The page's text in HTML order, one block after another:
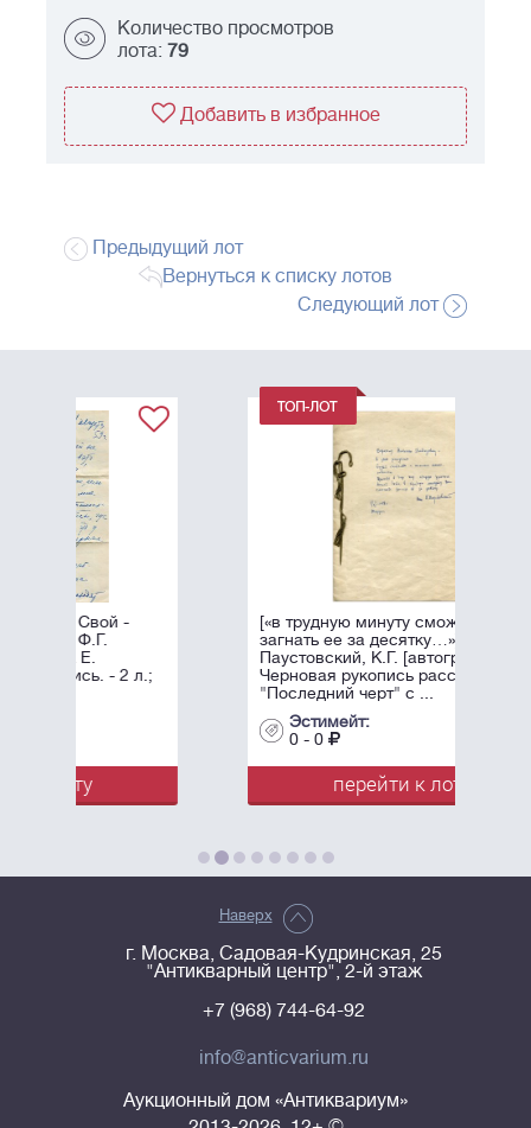
Количество просмотров
лота: 79
Добавить в избранное
Предыдущий лот
Вернуться к списку лотов
Следующий лот
[«в трудную минуту сможете
загнать ее за десятку…»]
Паустовский, К.Г. [автограф].
Черновая рукопись рассказа
"Последний черт" с ...
перейти к лоту
Наверх
г. Москва, Садовая-Кудринская, 25
"Антикварный центр", 2-й этаж
+7 (968) 744-64-92
info@anticvarium.ru
Аукционный дом «Антиквариум»